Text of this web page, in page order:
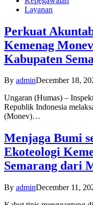
Layanan
Perkuat
Kemenag
Kabupaten
By adminDecember 18,
Ungaran (Humas) –
Republik Indonesia
(Monev)…
Menjaga Bumi
Ekoteologi
Semarang dari
By adminDecember 11,